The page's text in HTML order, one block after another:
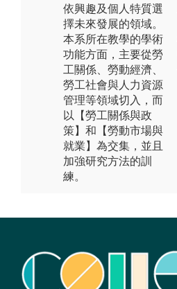
依興趣及個人特質選
擇未來發展的領域。
本系所在教學的學術
功能方面，主要從勞
工關係、勞動經濟、
勞工社會與人力資源
管理等領域切入，而
以【勞工關係與政
策】和【勞動市場與
就業】為交集，並且
加強研究方法的訓
練。